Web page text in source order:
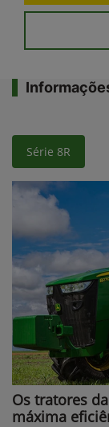
Série 8R
Os tratores
máxima